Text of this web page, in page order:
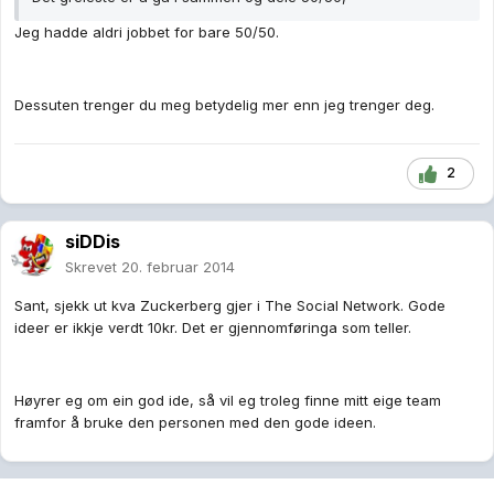
Jeg hadde aldri jobbet for bare 50/50.
Dessuten trenger du meg betydelig mer enn jeg trenger deg.
2
siDDis
Skrevet 20. februar 2014
Sant, sjekk ut kva Zuckerberg gjer i The Social Network. Gode
ideer er ikkje verdt 10kr. Det er gjennomføringa som teller.
Høyrer eg om ein god ide, så vil eg troleg finne mitt eige team
framfor å bruke den personen med den gode ideen.